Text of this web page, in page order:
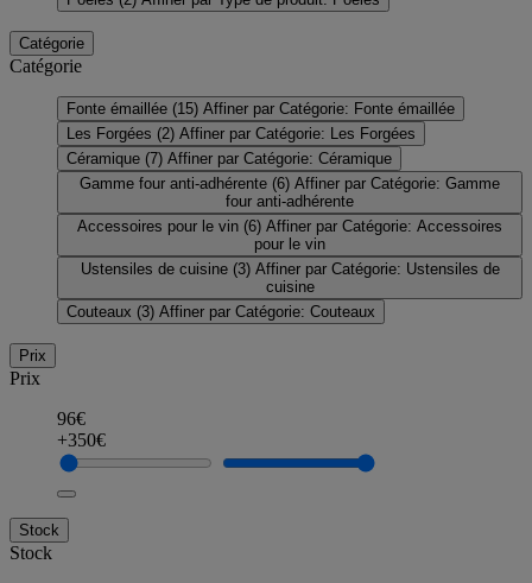
Catégorie
Catégorie
Fonte émaillée (15) Affiner par Catégorie: Fonte émaillée
Les Forgées (2) Affiner par Catégorie: Les Forgées
Céramique (7) Affiner par Catégorie: Céramique
Gamme four anti-adhérente (6) Affiner par Catégorie: Gamme
four anti-adhérente
Accessoires pour le vin (6) Affiner par Catégorie: Accessoires
pour le vin
Ustensiles de cuisine (3) Affiner par Catégorie: Ustensiles de
cuisine
Couteaux (3) Affiner par Catégorie: Couteaux
Prix
Prix
96€
+350€
Stock
Stock